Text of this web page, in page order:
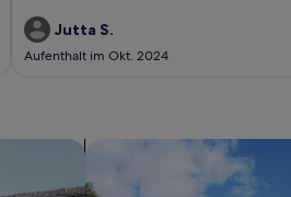
geräumig. Das absolute Highlight ist
allerdings die große, teilweise überdachte
Terasse mit ihrem unglaublichen Ausblick
Jutta S.
Aufenthalt im Okt. 2024
Suche nach Villen